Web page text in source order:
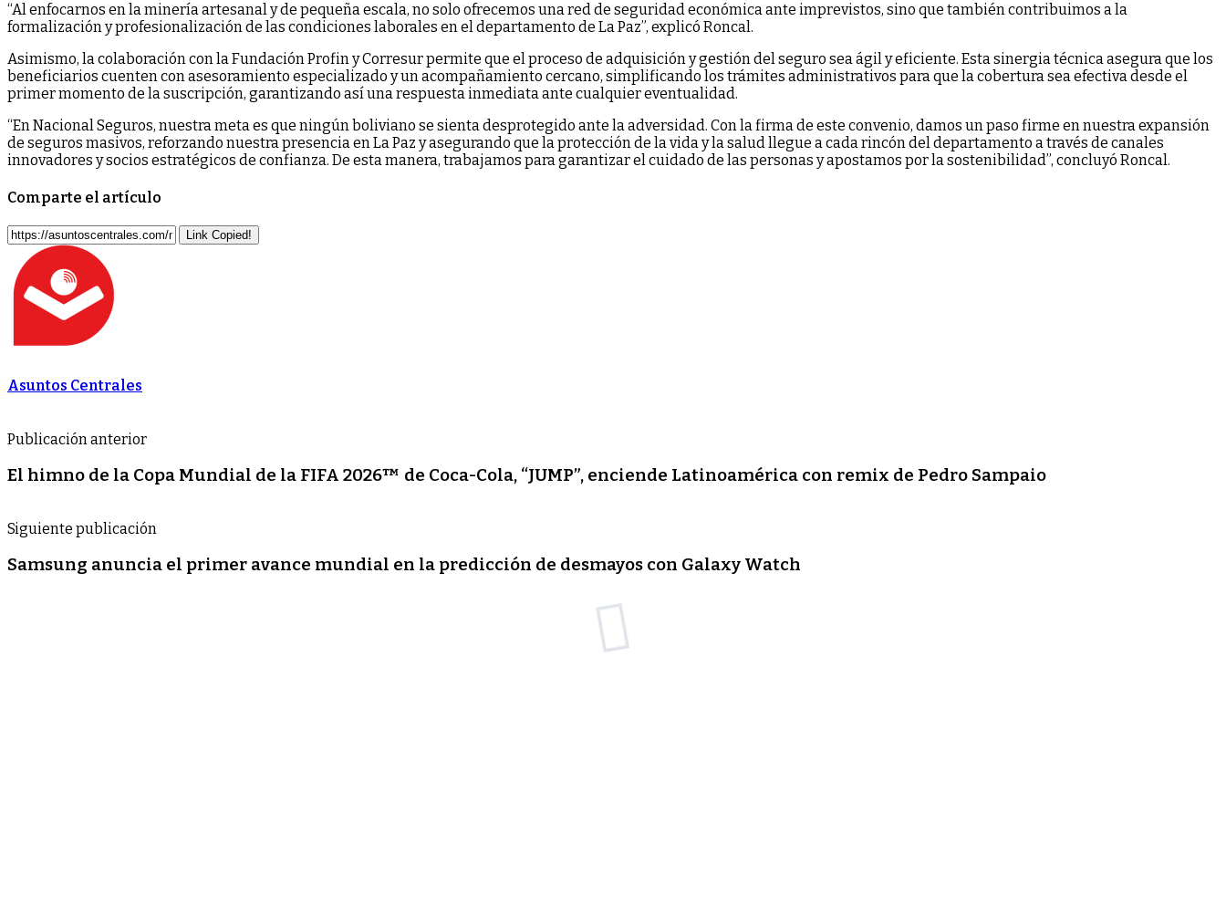
“Al enfocarnos en la minería artesanal y de pequeña escala, no solo ofrecemos una red de seguridad económica ante imprevistos, sino que también contribuimos a la
formalización y profesionalización de las condiciones laborales en el departamento de La Paz”, explicó Roncal.
Asimismo, la colaboración con la Fundación Profin y Corresur permite que el proceso de adquisición y gestión del seguro sea ágil y eficiente. Esta sinergia técnica asegura que los
beneficiarios cuenten con asesoramiento especializado y un acompañamiento cercano, simplificando los trámites administrativos para que la cobertura sea efectiva desde el
primer momento de la suscripción, garantizando así una respuesta inmediata ante cualquier eventualidad.
“En Nacional Seguros, nuestra meta es que ningún boliviano se sienta desprotegido ante la adversidad. Con la firma de este convenio, damos un paso firme en nuestra expansión
de seguros masivos, reforzando nuestra presencia en La Paz y asegurando que la protección de la vida y la salud llegue a cada rincón del departamento a través de canales
innovadores y socios estratégicos de confianza. De esta manera, trabajamos para garantizar el cuidado de las personas y apostamos por la sostenibilidad”, concluyó Roncal.
Comparte el artículo
Link Copied!
Asuntos Centrales
Publicación anterior
El himno de la Copa Mundial de la FIFA 2026™ de Coca-Cola, “JUMP”, enciende Latinoamérica con remix de Pedro Sampaio
Siguiente publicación
Samsung anuncia el primer avance mundial en la predicción de desmayos con Galaxy Watch